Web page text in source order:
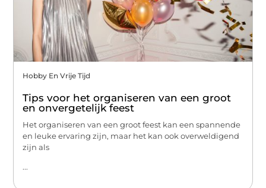
Hobby En Vrije Tijd
Tips voor het organiseren van een groot
en onvergetelijk feest
Het organiseren van een groot feest kan een spannende
en leuke ervaring zijn, maar het kan ook overweldigend
zijn als
...